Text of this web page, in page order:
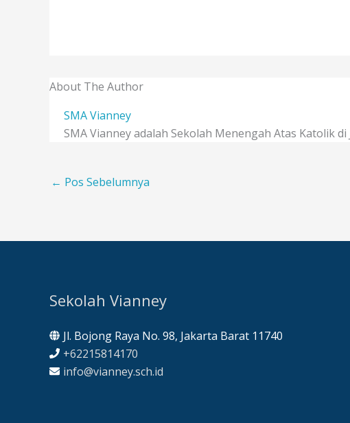
About The Author
SMA Vianney
SMA Vianney adalah Sekolah Menengah Atas Katolik
← Pos Sebelumnya
Sekolah Vianney
Jl. Bojong Raya No. 98, Jakarta Barat 11740
+62215814170
info@vianney.sch.id